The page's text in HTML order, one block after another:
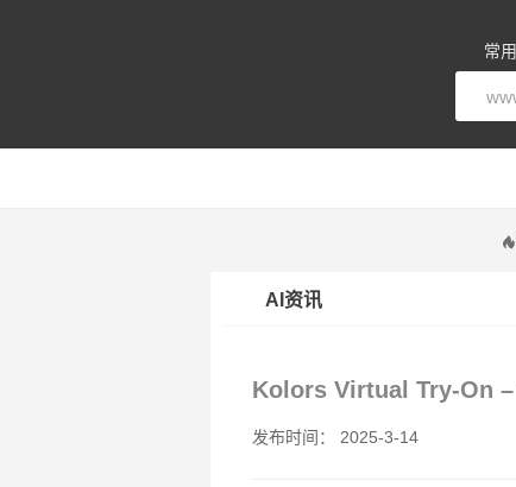
常用
AI资讯
Kolors Virtual Try-On –
发布时间： 2025-3-14